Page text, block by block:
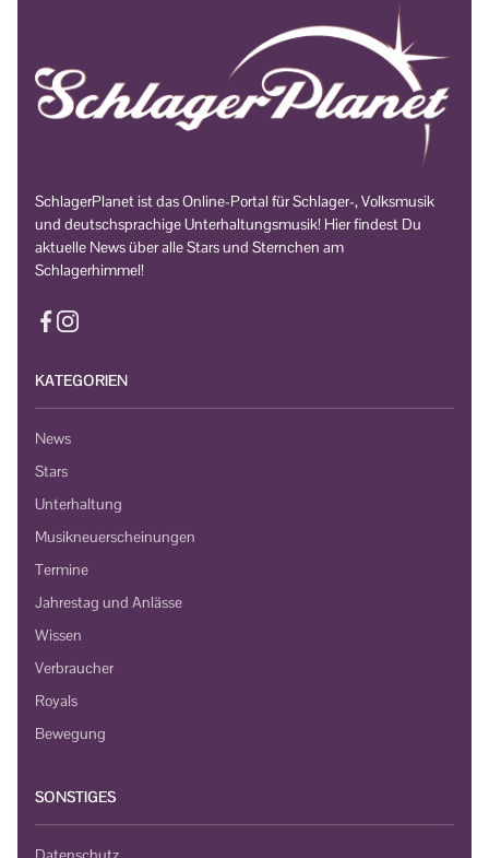
SchlagerPlanet ist das Online-Portal für Schlager-, Volksmusik
und deutschsprachige Unterhaltungsmusik! Hier findest Du
aktuelle News über alle Stars und Sternchen am
Schlagerhimmel!
KATEGORIEN
News
Stars
Unterhaltung
Musikneuerscheinungen
Termine
Jahrestag und Anlässe
Wissen
Verbraucher
Royals
Bewegung
SONSTIGES